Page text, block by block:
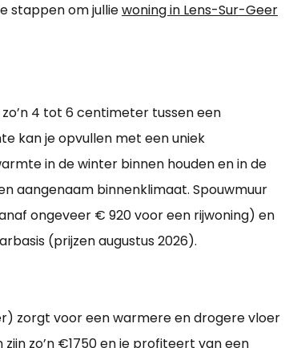
stappen om julliewoning in Lens-Sur-Geer
4 tot 6 centimeter tussen een
kan je opvullen met een uniek
in de winter binnen houden en in de
aangenaam binnenklimaat. Spouwmuur
ongeveer € 920 voor een rijwoning) en
(prijzen augustus 2026).
zorgt voor een warmere en drogere vloer
zo’n €1750 en je profiteert van een